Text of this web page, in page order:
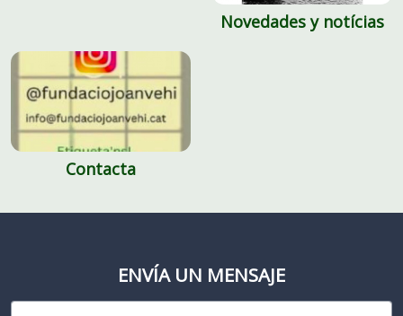
Novedades y notícias
Contacta
ENVÍA UN MENSAJE